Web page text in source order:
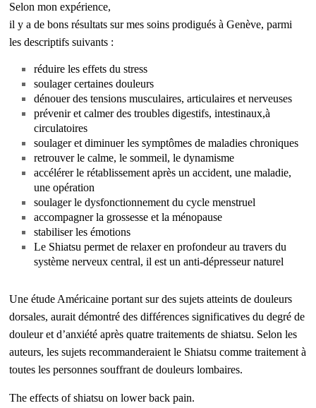
Selon mon expérience,
il y a de bons résultats sur mes soins prodigués à Genève, parmi
les descriptifs suivants :
réduire les effets du stress
soulager certaines douleurs
dénouer des tensions musculaires, articulaires et nerveuses
prévenir et calmer des troubles digestifs, intestinaux,à
circulatoires
soulager et diminuer les symptômes de maladies chroniques
retrouver le calme, le sommeil, le dynamisme
accélérer le rétablissement après un accident, une maladie,
une opération
soulager le dysfonctionnement du cycle menstruel
accompagner la grossesse et la ménopause
stabiliser les émotions
Le Shiatsu permet de relaxer en profondeur au travers du
système nerveux central, il est un anti-dépresseur naturel
Une étude Américaine portant sur des sujets atteints de douleurs
dorsales, aurait démontré des différences significatives du degré de
douleur et d’anxiété après quatre traitements de shiatsu. Selon les
auteurs, les sujets recommanderaient le Shiatsu comme traitement à
toutes les personnes souffrant de douleurs lombaires.
The effects of shiatsu on lower back pain.